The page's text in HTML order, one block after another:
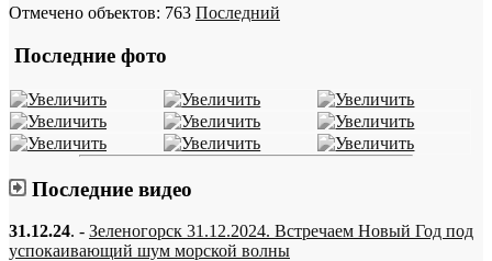
Отмечено объектов: 763 Последний
Последние фото
Последние видео
31.12.24. - Зеленогорск 31.12.2024. Встречаем Новый Год под
успокаивающий шум морской волны